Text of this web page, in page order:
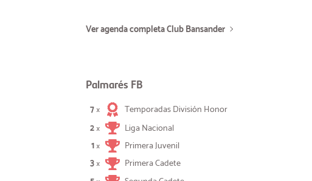
Ver agenda completa Club Bansander
Palmarés FB
7×
Temporadas División Honor
2×
Liga Nacional
1×
Primera Juvenil
3×
Primera Cadete